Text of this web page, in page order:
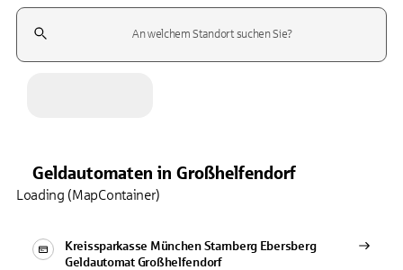
Suchfeld
Geldautomaten in Großhelfendorf
Kreissparkasse München Starnberg Ebersberg
Geldautomat Großhelfendorf
Loading (MapContainer)